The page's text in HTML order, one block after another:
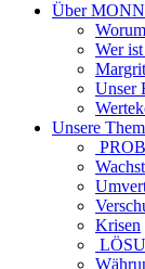
Über
Wer
Unser
Unsere
Krisen